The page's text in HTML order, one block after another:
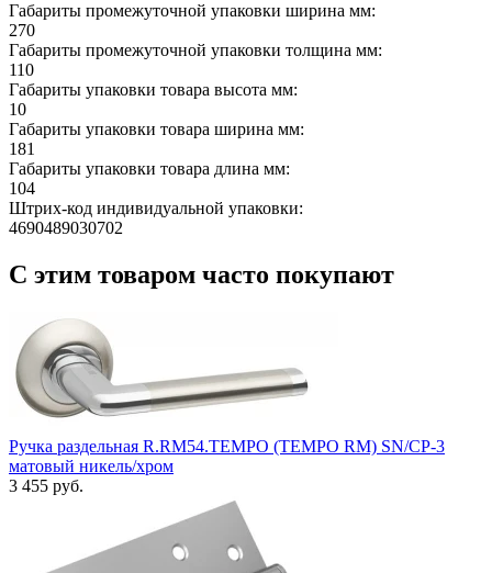
Габариты промежуточной упаковки ширина мм:
270
Габариты промежуточной упаковки толщина мм:
110
Габариты упаковки товара высота мм:
10
Габариты упаковки товара ширина мм:
181
Габариты упаковки товара длина мм:
104
Штрих-код индивидуальной упаковки:
4690489030702
С этим товаром часто покупают
Ручка раздельная R.RM54.TEMPO (TEMPO RM) SN/CP-3
матовый никель/хром
3 455 руб.